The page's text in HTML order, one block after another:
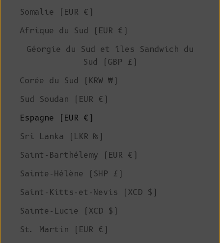
Somalie (EUR €)
Afrique du Sud (EUR €)
Géorgie du Sud et îles Sandwich du
Sud (GBP £)
Corée du Sud (KRW ₩)
Sud Soudan (EUR €)
Espagne (EUR €)
Sri Lanka (LKR ₨)
Saint-Barthélemy (EUR €)
Sainte-Hélène (SHP £)
Saint-Kitts-et-Nevis (XCD $)
Sainte-Lucie (XCD $)
St. Martin (EUR €)